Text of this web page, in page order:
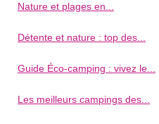
Nature et plages en...
Détente et nature : top des...
Guide Éco-camping : vivez le...
Les meilleurs campings des...